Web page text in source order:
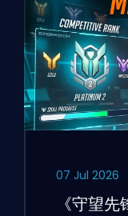
07 Jul 2026
《守望